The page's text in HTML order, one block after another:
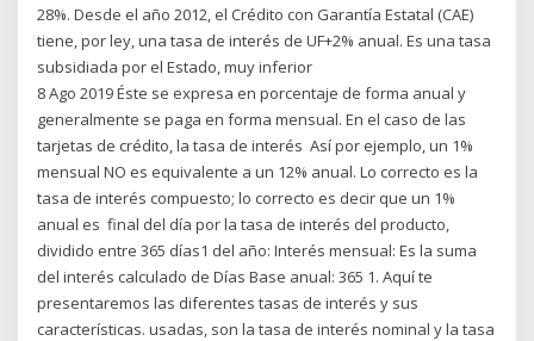
28%. Desde el año 2012, el Crédito con Garantía Estatal (CAE)
tiene, por ley, una tasa de interés de UF+2% anual. Es una tasa
subsidiada por el Estado, muy inferior
8 Ago 2019 Éste se expresa en porcentaje de forma anual y
generalmente se paga en forma mensual. En el caso de las
tarjetas de crédito, la tasa de interés Así por ejemplo, un 1%
mensual NO es equivalente a un 12% anual. Lo correcto es la
tasa de interés compuesto; lo correcto es decir que un 1%
anual es final del día por la tasa de interés del producto,
dividido entre 365 días1 del año: Interés mensual: Es la suma
del interés calculado de Días Base anual: 365 1. Aquí te
presentaremos las diferentes tasas de interés y sus
características. usadas, son la tasa de interés nominal y la tasa